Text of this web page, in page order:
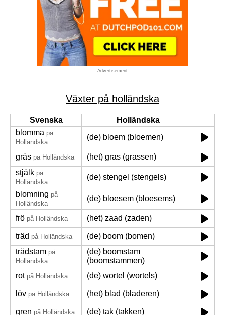
Advertisement
Växter på holländska
Svenska
Holländska
blomma på
Holländska
(de) bloem (bloemen)
gräs på Holländska
(het) gras (grassen)
stjälk på
Holländska
(de) stengel (stengels)
blomning på
Holländska
(de) bloesem (bloesems)
frö på Holländska (het) zaad (zaden)
träd på Holländska
(de) boom (bomen)
trädstam på
Holländska
(de) boomstam
(boomstammen)
rot på Holländska (de) wortel (wortels)
löv på Holländska (het) blad (bladeren)
gren på Holländska (de) tak (takken)